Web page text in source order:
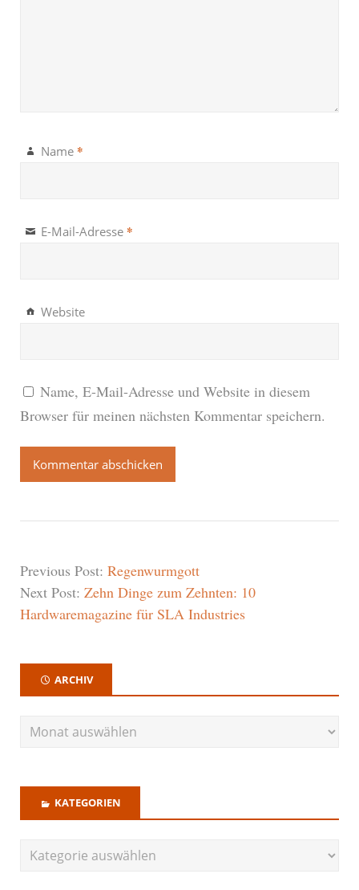
Name *
E-Mail-Adresse *
Website
Name, E-Mail-Adresse und Website in diesem
Browser für meinen nächsten Kommentar speichern.
Previous Post: Regenwurmgott
Next Post: Zehn Dinge zum Zehnten: 10
Hardwaremagazine für SLA Industries
ARCHIV
KATEGORIEN